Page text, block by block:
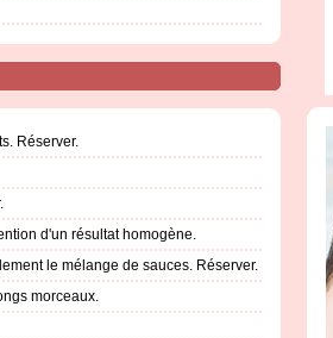
Réserver.
d'un résultat homogène.
le mélange de sauces. Réserver.
morceaux.